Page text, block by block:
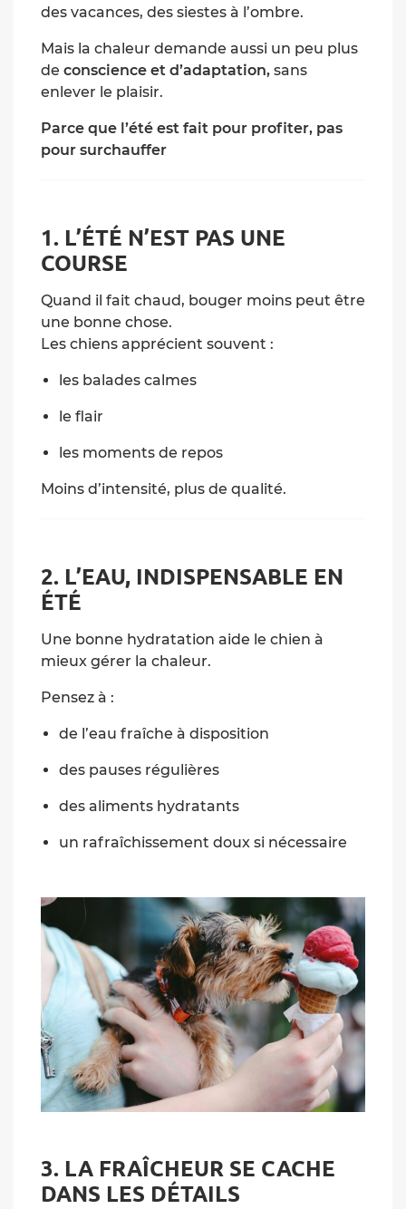
des vacances, des siestes à l’ombre.
Mais la chaleur demande aussi un peu plus
de conscience et d’adaptation, sans
enlever le plaisir.
Parce que l’été est fait pour profiter, pas
pour surchauffer
1. L’ÉTÉ N’EST PAS UNE
COURSE
Quand il fait chaud, bouger moins peut être
une bonne chose.
Les chiens apprécient souvent :
les balades calmes
le flair
les moments de repos
Moins d’intensité, plus de qualité.
2. L’EAU, INDISPENSABLE EN
ÉTÉ
Une bonne hydratation aide le chien à
mieux gérer la chaleur.
Pensez à :
de l’eau fraîche à disposition
des pauses régulières
des aliments hydratants
un rafraîchissement doux si nécessaire
3. LA FRAÎCHEUR SE CACHE
DANS LES DÉTAILS